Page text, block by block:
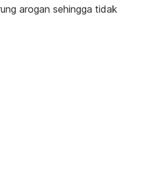
arogan sehingga tidak